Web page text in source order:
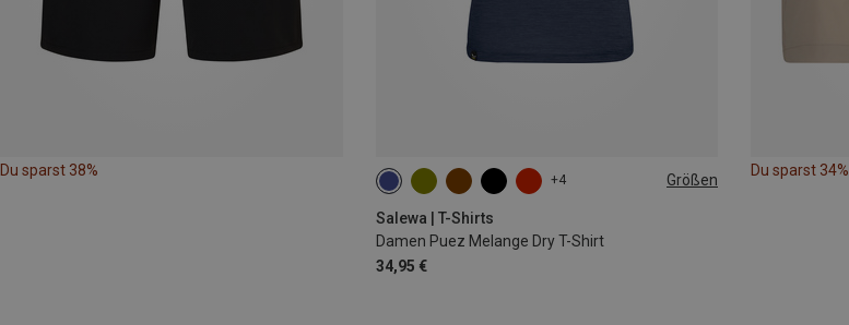
Du sparst 38%
+4 Größen
Salewa | T-Shirts
Damen Puez Melange Dry T-Shirt
34,95 €
M L XL XXL
Du sparst 34%